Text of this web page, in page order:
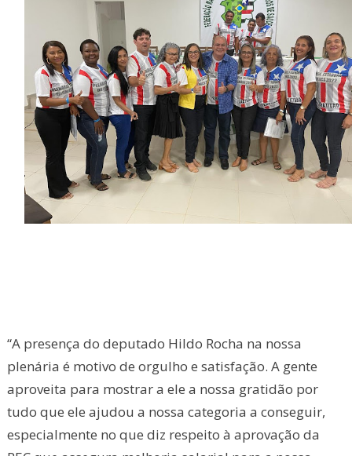
“A presença do deputado Hildo Rocha na nossa
plenária é motivo de orgulho e satisfação. A gente
aproveita para mostrar a ele a nossa gratidão por
tudo que ele ajudou a nossa categoria a conseguir,
especialmente no que diz respeito à aprovação da